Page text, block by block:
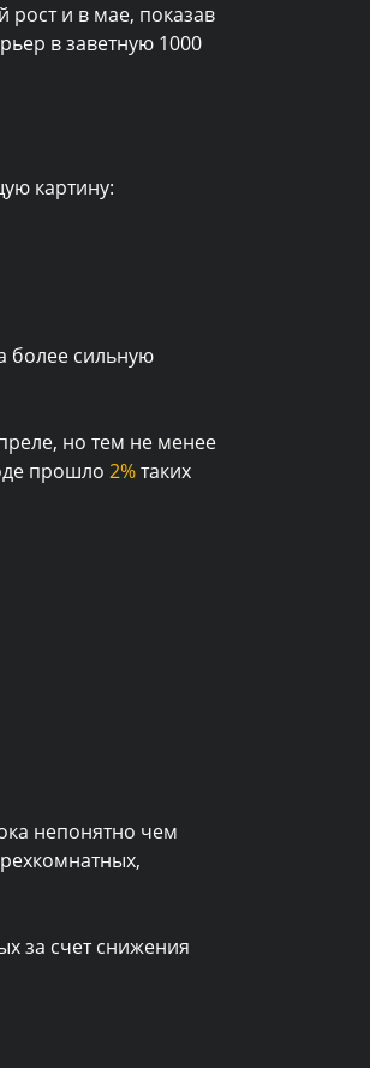
рост и в мае, показав
в заветную 1000
картину:
более сильную
но тем не менее
прошло 2%таких
непонятно чем
за счет снижения